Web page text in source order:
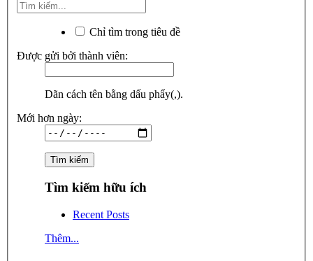
Chỉ tìm trong tiêu đề
Được gửi bởi thành viên:
Dãn cách tên bằng dấu phẩy(,).
Mới hơn ngày:
Tìm kiếm hữu ích
Recent Posts
Thêm...